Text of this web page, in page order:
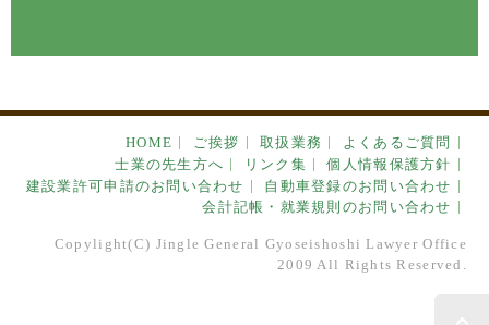
HOME ご挨拶 取扱業務
よくあるご質問
士業の先生方へ
リンク集
個人情報保護方針
建設業許可申請のお問い合わせ
自動車登録のお問い合わせ
会計記帳・就業規則のお問い合わせ
Copylight(C) Jingle General Gyoseishoshi Lawyer Office
2009 All Rights Reserved.